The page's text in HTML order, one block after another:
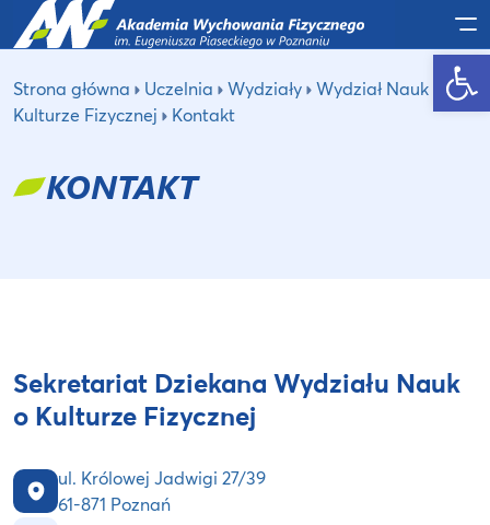
Otwórz pasek narzędzi
Strona główna Uczelnia Wydziały
Wydział Nauk o
Kulturze Fizycznej
Kontakt
KONTAKT
Sekretariat Dziekana Wydziału Nauk
o Kulturze Fizycznej
ul. Królowej Jadwigi 27/39
61-871 Poznań